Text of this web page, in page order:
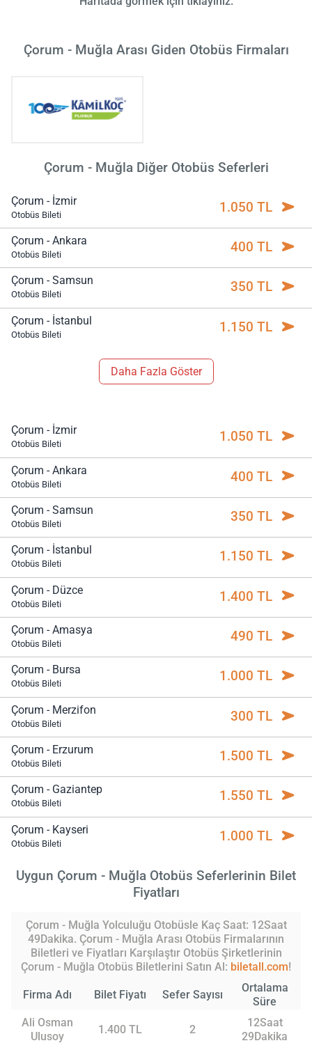
Çorum - Muğla Arası Giden Otobüs Firmaları
Çorum - Muğla Diğer Otobüs Seferleri
Çorum - İzmir
Otobüs Bileti 1.050 TL
Çorum - Ankara
Otobüs Bileti 400 TL
Çorum - Samsun
Otobüs Bileti 350 TL
Çorum - İstanbul
Otobüs Bileti 1.150 TL
Daha Fazla Göster
Çorum - İzmir
Otobüs Bileti 1.050 TL
Çorum - Ankara
Otobüs Bileti 400 TL
Çorum - Samsun
Otobüs Bileti 350 TL
Çorum - İstanbul
Otobüs Bileti 1.150 TL
Çorum - Düzce
Otobüs Bileti 1.400 TL
Çorum - Amasya
Otobüs Bileti 490 TL
Çorum - Bursa
Otobüs Bileti 1.000 TL
Çorum - Merzifon
Otobüs Bileti 300 TL
Çorum - Erzurum
Otobüs Bileti 1.500 TL
Çorum - Gaziantep
Otobüs Bileti 1.550 TL
Çorum - Kayseri
Otobüs Bileti 1.000 TL
Uygun Çorum - Muğla Otobüs Seferlerinin Bilet
Fiyatları
Çorum - Muğla Yolculuğu Otobüsle Kaç Saat: 12Saat
49Dakika. Çorum - Muğla Arası Otobüs Firmalarının
Biletleri ve Fiyatları Karşılaştır Otobüs Şirketlerinin
Çorum - Muğla Otobüs Biletlerini Satın Al: biletall.com!
Firma Adı Bilet Fiyatı Sefer Sayısı
Ortalama
Süre
Ali Osman
Ulusoy
1.400 TL 2
12Saat
29Dakika